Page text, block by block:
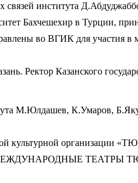
института
Бахчешехир в Турции,
во ВГИК для участия
Ректор Казанского
М.Юлдашев, К.Умаров,
организации
МЕЖДУНАРОДНЫЕ ТЕАТРЫ